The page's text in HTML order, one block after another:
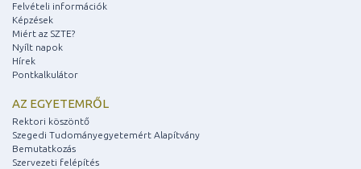
Felvételi információk
Képzések
Miért az SZTE?
Nyílt napok
Hírek
Pontkalkulátor
AZ EGYETEMRŐL
Rektori köszöntő
Szegedi Tudományegyetemért Alapítvány
Bemutatkozás
Szervezeti felépítés